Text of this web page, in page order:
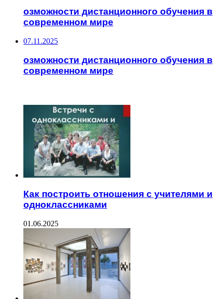
озможности дистанционного обучения в
современном мире
07.11.2025
озможности дистанционного обучения в
современном мире
Как построить отношения с учителями и
одноклассниками
01.06.2025